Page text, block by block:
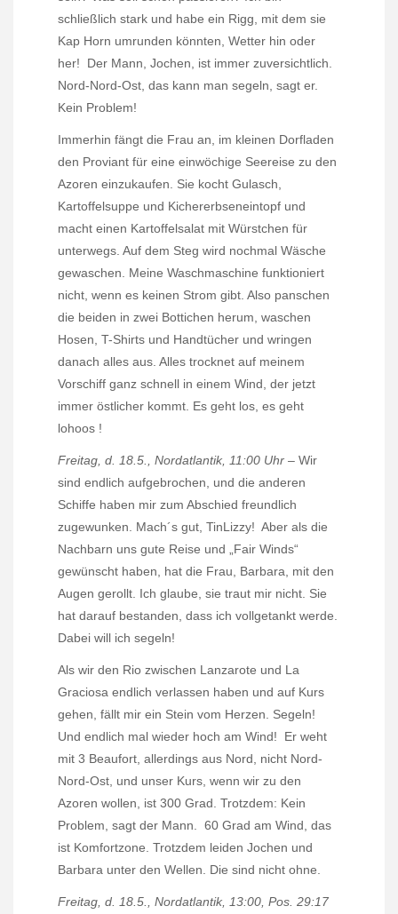
schließlich stark und habe ein Rigg, mit dem sie
Kap Horn umrunden könnten, Wetter hin oder
her!
Der Mann, Jochen, ist immer zuversichtlich.
Nord-Nord-Ost, das kann man segeln, sagt er.
Kein Problem!
Immerhin fängt die Frau an, im kleinen Dorfladen
den Proviant für eine einwöchige Seereise zu den
Azoren einzukaufen. Sie kocht Gulasch,
Kartoffelsuppe und Kichererbseneintopf und
macht einen Kartoffelsalat mit Würstchen für
unterwegs. Auf dem Steg wird nochmal Wäsche
gewaschen. Meine Waschmaschine funktioniert
nicht, wenn es keinen Strom gibt. Also panschen
die beiden in zwei Bottichen herum, waschen
Hosen, T-Shirts und Handtücher und wringen
danach alles aus. Alles trocknet auf meinem
Vorschiff ganz schnell in einem Wind, der jetzt
immer östlicher kommt. Es geht los, es geht
lohoos !
Freitag, d. 18.5., Nordatlantik, 11:00 Uhr – Wir
sind endlich aufgebrochen, und die anderen
Schiffe haben mir zum Abschied freundlich
zugewunken. Mach´s gut, TinLizzy! Aber als die
Nachbarn uns gute Reise und „Fair Winds“
gewünscht haben, hat die Frau, Barbara, mit den
Augen gerollt. Ich glaube, sie traut mir nicht. Sie
hat darauf bestanden, dass ich vollgetankt werde.
Dabei will ich segeln!
Als wir den Rio zwischen Lanzarote und La
Graciosa endlich verlassen haben und auf Kurs
gehen, fällt mir ein Stein vom Herzen. Segeln!
Und endlich mal wieder hoch am Wind!
Er weht
mit 3 Beaufort, allerdings aus Nord, nicht Nord-
Nord-Ost, und unser Kurs, wenn wir zu den
Azoren wollen, ist 300 Grad. Trotzdem: Kein
Problem, sagt der Mann.
60 Grad am Wind, das
ist Komfortzone. Trotzdem leiden Jochen und
Barbara unter den Wellen. Die sind nicht ohne.
Freitag, d. 18.5., Nordatlantik, 13:00, Pos. 29:17